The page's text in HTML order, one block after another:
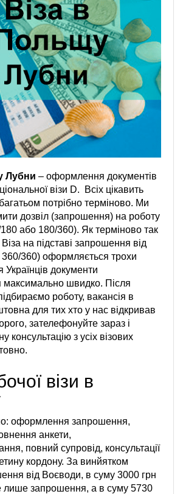
Лубни – оформлення документів
візи D. Всіх цікавить
потрібно терміново. Ми
дозвіл (запрошення) на роботу
або 180/360). Як терміново так
на підставі запрошення від
360/360) оформляється трохи
документи
швидко. Після
роботу, вакансія в
для тих хто у нас відкривав
зателефонуйте зараз і
консультацію з усіх візових
візи в
оформлення запрошення,
анкети,
повний супровід, консультації
кордону. За винйятком
від Воєводи, в суму 3000 грн
лише запрошення, а в суму 5730